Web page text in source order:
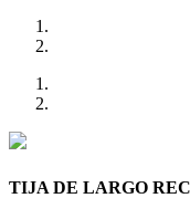
TIJA DE LARGO